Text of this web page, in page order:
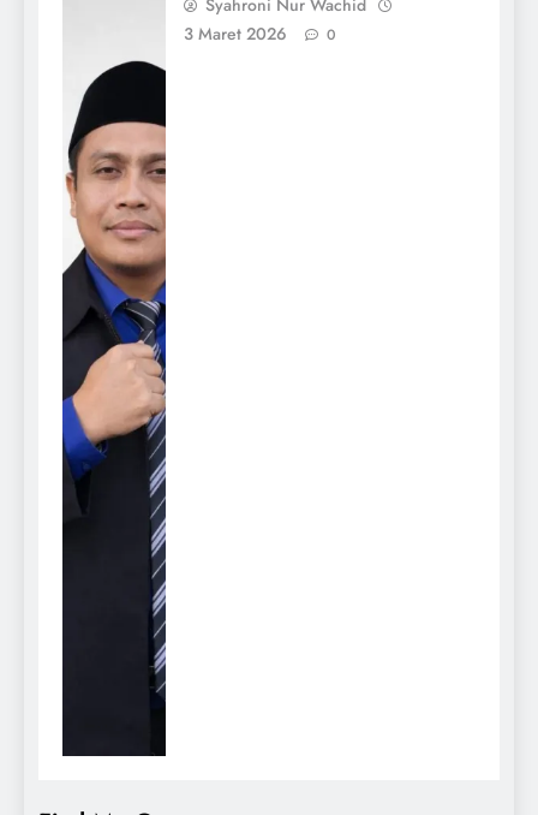
Syahroni Nur Wachid
3 Maret 2026
0